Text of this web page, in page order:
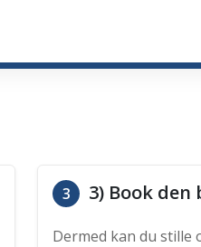
3 3) Book den
Dermed kan du stille